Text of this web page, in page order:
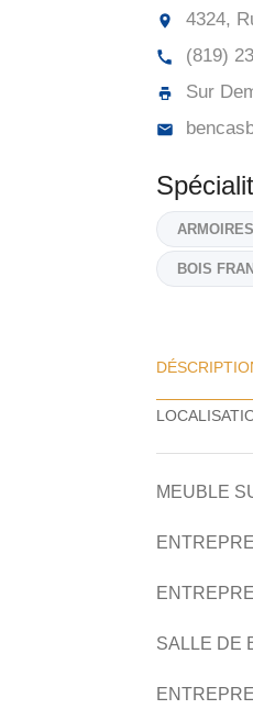
4324,
(819)
Sur
BOIS
MEUBLE
SALLE DE